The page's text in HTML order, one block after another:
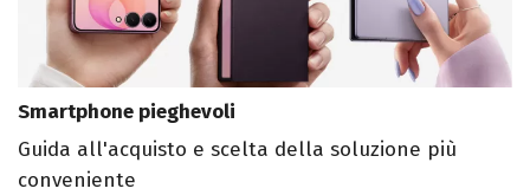
Smartphone pieghevoli
Guida all'acquisto e scelta della soluzione più
conveniente